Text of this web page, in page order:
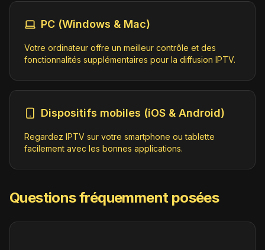
PC (Windows & Mac)
Votre ordinateur offre un meilleur contrôle et des
fonctionnalités supplémentaires pour la diffusion IPTV.
Dispositifs mobiles (iOS & Android)
Regardez IPTV sur votre smartphone ou tablette
facilement avec les bonnes applications.
Questions fréquemment posées